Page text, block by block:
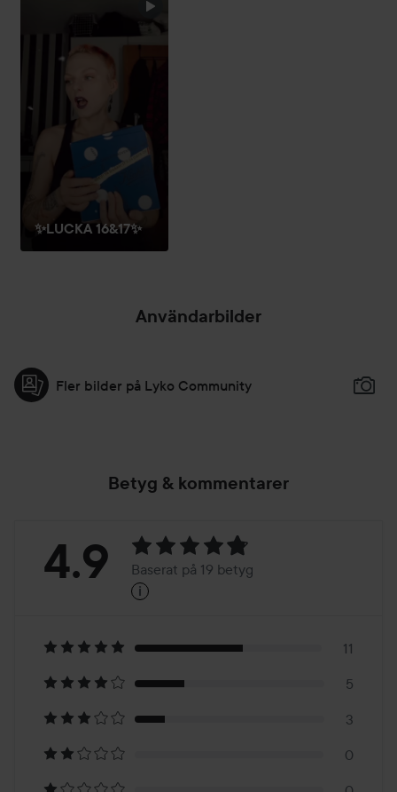
✨️LUCKA 16&17✨️
Användarbilder
Fler bilder på Lyko Community
Betyg & kommentarer
Betyg:
Baserat
på
19
betyg
4.9 Baserat på 19 betyg
i
11
5
3
0